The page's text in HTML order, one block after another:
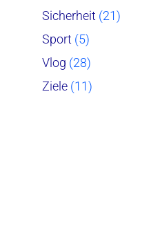
Sicherheit (21)
Sport (5)
Vlog (28)
Ziele (11)